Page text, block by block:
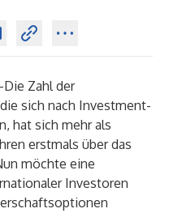
Die Zahl der
sich nach Investment-
hat sich mehr als
erstmals über das
möchte eine
Investoren